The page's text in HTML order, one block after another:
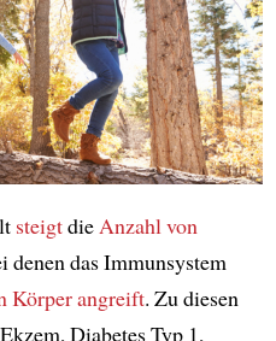
steigtdie Anzahl von
denen das Immunsystem
Körper angreift. Zu diesen
Diabetes Typ 1,